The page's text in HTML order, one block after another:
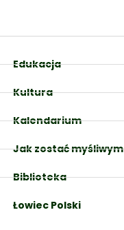
Edukacja
Kultura
Kalendarium
Jak zostać myśliwym
Biblioteka
Łowiec Polski